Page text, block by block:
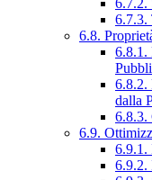
6.7.2.
6.7.3.
6.8.
6.8.1.
6.8.2.
dalla
6.8.3.
6.9.
6.9.1.
6.9.2.